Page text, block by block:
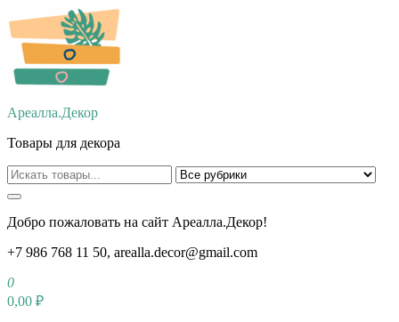
Перейти
к
содержимому
Ареалла.Декор
Товары для декора
Добро пожаловать на сайт Ареалла.Декор!
+7 986 768 11 50, arealla.decor@gmail.com
0
0,00 ₽